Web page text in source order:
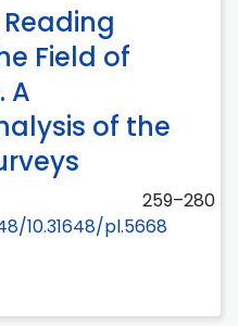
Field of
A
of the
259–280
10.31648/pl.5668